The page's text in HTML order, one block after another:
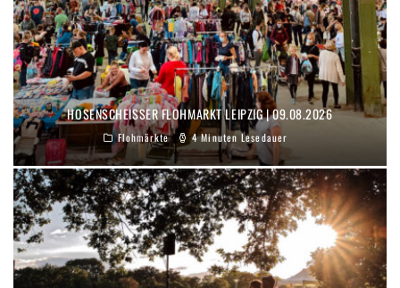
HOSENSCHEISSER FLOHMARKT LEIPZIG | 09.08.2026
Flohmärkte 4 Minuten Lesedauer